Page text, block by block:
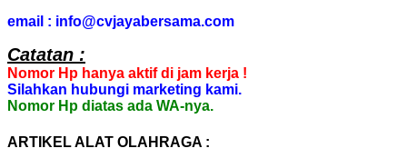
email : info@cvjayabersama.com
Catatan :
Nomor Hp hanya aktif di jam kerja !
Silahkan hubungi marketing kami.
Nomor Hp diatas ada WA-nya.
ARTIKEL ALAT OLAHRAGA :